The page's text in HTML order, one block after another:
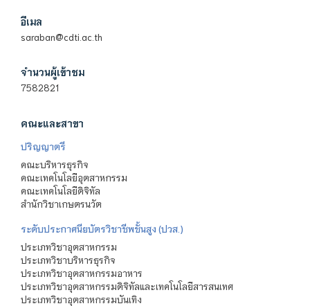
อีเมล
saraban@cdti.ac.th
จำนวนผู้เข้าชม
7582821
คณะและสาขา
ปริญญาตรี
คณะบริหารธุรกิจ
คณะเทคโนโลยีอุตสาหกรรม
คณะเทคโนโลยีดิจิทัล
สำนักวิชาเกษตรนวัต
ระดับประกาศนียบัตรวิชาชีพชั้นสูง (ปวส.)
ประเภทวิชาอุตสาหกรรม
ประเภทวิชาบริหารธุรกิจ
ประเภทวิชาอุตสาหกรรมอาหาร
ประเภทวิชาอุตสาหกรรมดิจิทัลและเทคโนโลยีสารสนเทศ
ประเภทวิชาอุตสาหกรรมบันเทิง